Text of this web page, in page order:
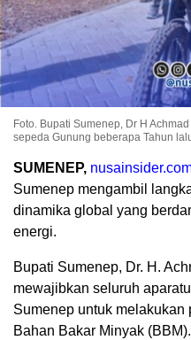
Foto. Bupati Sumenep, Dr H
sepeda Gunung beberapa Tahun
SUMENEP,
Sumenep mengambil
dinamika global yang
energi.
Bupati Sumenep, Dr. H.
mewajibkan seluruh
Sumenep untuk
Bahan Bakar Minyak (BBM).